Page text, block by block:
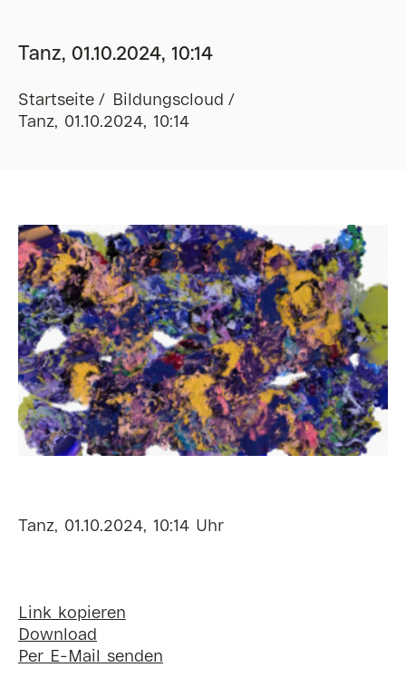
Tanz, 01.10.2024, 10:14
Startseite
Bildungscloud
Tanz, 01.10.2024, 10:14
Tanz, 01.10.2024, 10:14 Uhr
Link kopieren
Download
Per E-Mail senden